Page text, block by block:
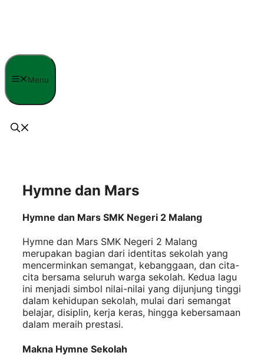
Menu
Hymne dan Mars
Hymne dan Mars SMK Negeri 2 Malang
Hymne dan Mars SMK Negeri 2 Malang
merupakan bagian dari identitas sekolah yang
mencerminkan semangat, kebanggaan, dan cita-
cita bersama seluruh warga sekolah. Kedua lagu
ini menjadi simbol nilai-nilai yang dijunjung tinggi
dalam kehidupan sekolah, mulai dari semangat
belajar, disiplin, kerja keras, hingga kebersamaan
dalam meraih prestasi.
Makna Hymne Sekolah